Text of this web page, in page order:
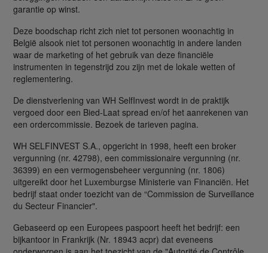
garantie op winst.
Deze boodschap richt zich niet tot personen woonachtig in
België alsook niet tot personen woonachtig in andere landen
waar de marketing of het gebruik van deze financiële
instrumenten in tegenstrijd zou zijn met de lokale wetten of
reglementering.
De dienstverlening van WH SelfInvest wordt in de praktijk
vergoed door een Bied-Laat spread en/of het aanrekenen van
een ordercommissie. Bezoek de tarieven pagina.
WH SELFINVEST S.A., opgericht in 1998, heeft een broker
vergunning (nr. 42798), een commissionaire vergunning (nr.
36399) en een vermogensbeheer vergunning (nr. 1806)
uitgereikt door het Luxemburgse Ministerie van Financiën. Het
bedrijf staat onder toezicht van de “Commission de Surveillance
du Secteur Financier".
Gebaseerd op een Europees paspoort heeft het bedrijf: een
bijkantoor in Frankrijk (Nr. 18943 acpr) dat eveneens